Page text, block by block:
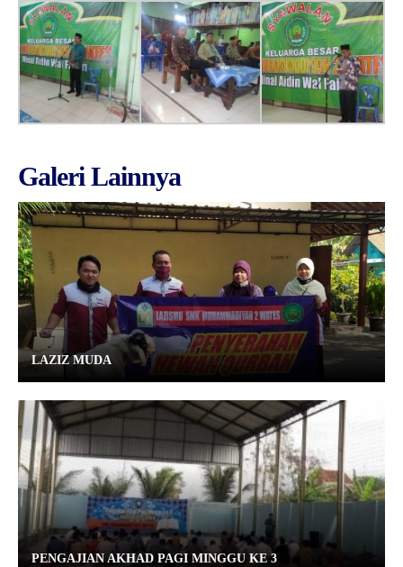
Galeri Lainnya
LAZIZ MUDA
PENGAJIAN AKHAD PAGI MINGGU KE 3